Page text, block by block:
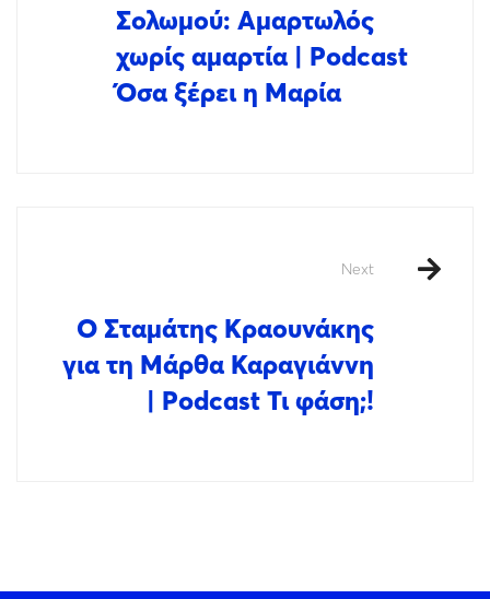
Σολωμού: Αμαρτωλός
χωρίς αμαρτία | Podcast
Όσα ξέρει η Μαρία
Next
Ο Σταμάτης Κραουνάκης
για τη Μάρθα Καραγιάννη
| Podcast Τι φάση;!